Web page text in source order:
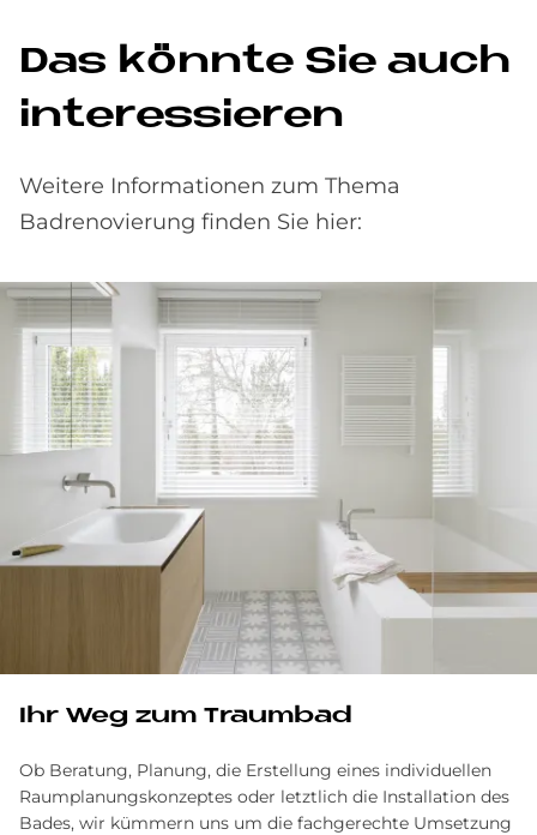
Das könnte Sie auch
interessieren
Weitere Informationen zum Thema
Badrenovierung finden Sie hier:
Ihr Weg zum Traumbad
Ob Beratung, Planung, die Erstellung eines individuellen
Raumplanungskonzeptes oder letztlich die Installation des
Bades, wir kümmern uns um die fachgerechte Umsetzung